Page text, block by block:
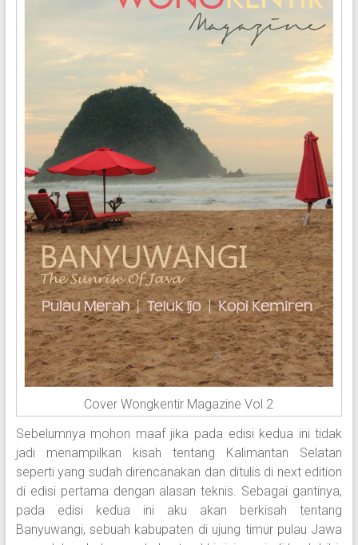
Cover Wongkentir Magazine Vol 2
Sebelumnya mohon maaf jika pada edisi kedua ini tidak
jadi menampilkan kisah tentang Kalimantan Selatan
seperti yang sudah direncanakan dan ditulis di next edition
di edisi pertama dengan alasan teknis. Sebagai gantinya,
pada edisi kedua ini aku akan berkisah tentang
Banyuwangi, sebuah kabupaten di ujung timur pulau Jawa